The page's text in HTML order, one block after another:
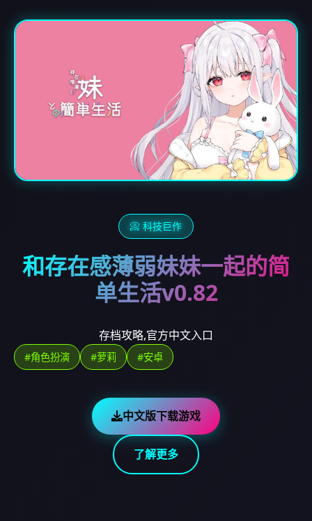
📀 科技巨作
和存在感薄弱妹妹一起的简
单生活v0.82
存档攻略,官方中文入口
#角色扮演 #萝莉 #安卓
中文版下载游戏
了解更多